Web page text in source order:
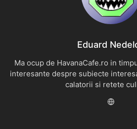
Eduard
Ma ocup de HavanaCafe.ro in
interesante despre subiecte
calatorii si retete